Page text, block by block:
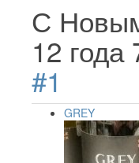
С
12
#1
GREY